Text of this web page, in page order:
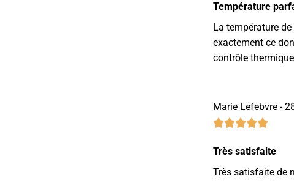
Température
La température
exactement ce
contrôle
Marie Lefebvre -
Très satisfaite
Très satisfaite de